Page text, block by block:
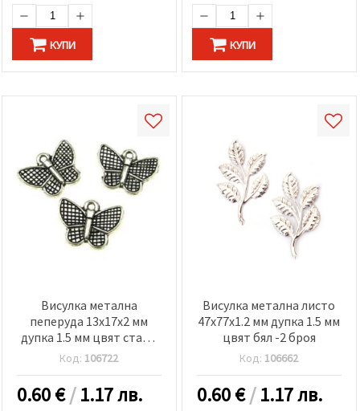
КУПИ КУПИ
Висулка метална
пеперуда 13x17x2 мм
дупка 1.5 мм цвят старо
сребро -10 броя
Код: 106722
0.60€/1.17 лв.
Висулка метална листо
47x77x1.2 мм дупка 1.5 мм
цвят бял -2 броя
Код: 106662
0.60€/1.17 лв.